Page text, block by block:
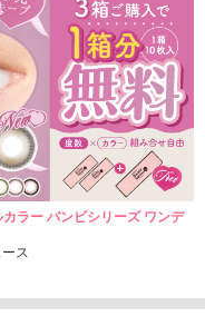
ラー バンビシリーズ ワンデ
ス